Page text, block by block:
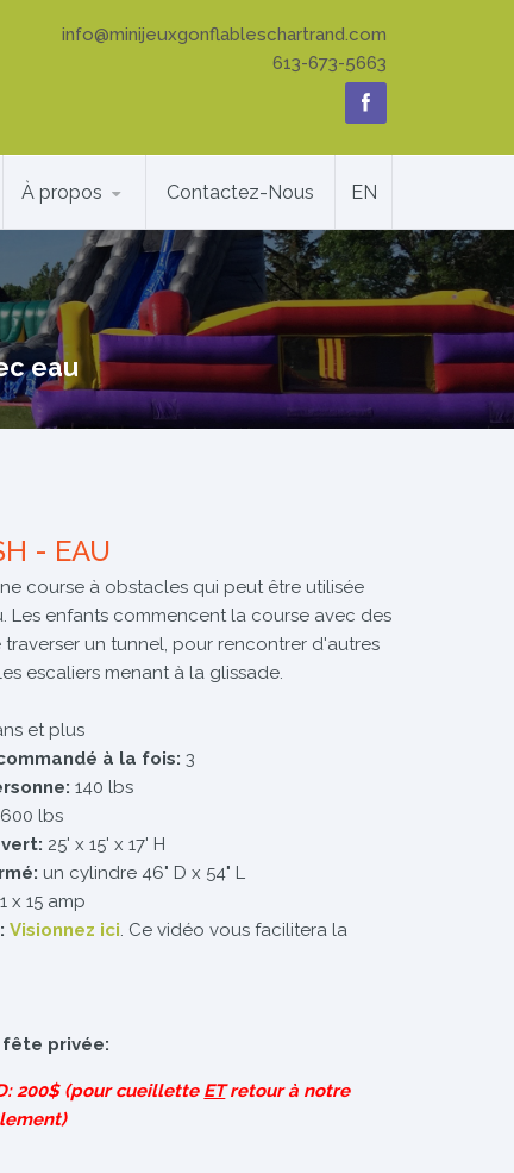
info@minijeuxgonflableschartrand.com
613-673-5663
À propos Contactez-Nous EN
eau
- EAU
course à obstacles qui peut être utilisée
Les enfants commencent la course avec des
un tunnel, pour rencontrer d'autres
escaliers menant à la glissade.
et plus
à la fois: 3
140 lbs
600 lbs
25' x 15' x 17' H
un cylindre 46" D x 54" L
1 x 15 amp
Visionnez ici. Ce vidéo vous facilitera la
privée:
200$ (pour cueillette ETretour à notre